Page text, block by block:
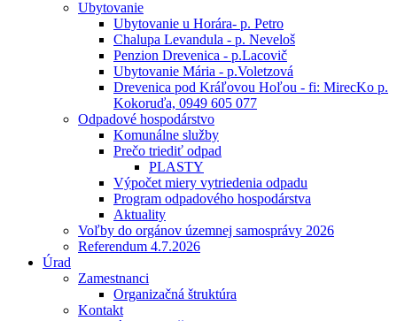
Ubytovanie
Ubytovanie u Horára- p. Petro
Chalupa Levandula - p. Neveloš
Penzion Drevenica - p.Lacovič
Ubytovanie Mária - p.Voletzová
Drevenica pod Kráľovou Hoľou - fi: MirecKo p.
Kokoruďa, 0949 605 077
Odpadové hospodárstvo
Komunálne služby
Prečo triediť odpad
PLASTY
Výpočet miery vytriedenia odpadu
Program odpadového hospodárstva
Aktuality
Voľby do orgánov územnej samosprávy 2026
Referendum 4.7.2026
Úrad
Zamestnanci
Organizačná štruktúra
Kontakt